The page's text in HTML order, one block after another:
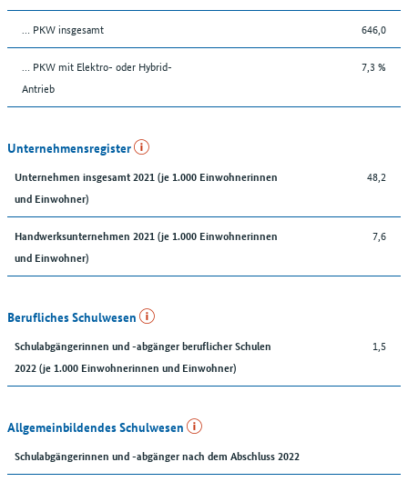
… PKW insgesamt 646,0
… PKW mit Elektro- oder Hybrid-
Antrieb
7,3 %
Unternehmensregister
Unternehmen insgesamt 2021 (je 1.000 Einwohnerinnen
und Einwohner)
48,2
Handwerksunternehmen 2021 (je 1.000 Einwohnerinnen
und Einwohner)
7,6
Berufliches Schulwesen
Schulabgängerinnen und -abgänger beruflicher Schulen
2022 (je 1.000 Einwohnerinnen und Einwohner)
1,5
Allgemeinbildendes Schulwesen
Schulabgängerinnen und -abgänger nach dem Abschluss 2022